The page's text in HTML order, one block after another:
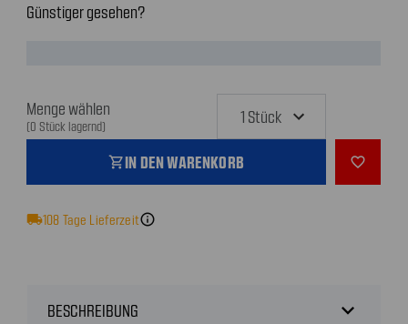
Günstiger gesehen?
Menge wählen
(0 Stück lagernd)
shopping_cartIN DEN WARENKORB favorite_outline
local_shipping108 Tage Lieferzeitinfo
BESCHREIBUNG expand_more